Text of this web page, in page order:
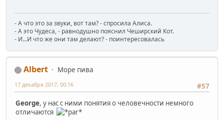
- А что это за звуки, вот там? - спросила Алиса.
- А это Чудеса, - равнодушно пояснил Чеширский Кот.
- И...И что же они там делают? - поинтересовалась
Albert
Море пива
#57
17 декабря 2017, 00:16
George, у нас с ними понятия о человечности немного
отличаются